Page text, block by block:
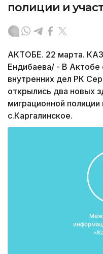
полиции и
АКТОБЕ. 22 марта.
Ендибаева/ - В Актобе
внутренних дел РК
открылись два новых
миграционной
с.Каргалинское.